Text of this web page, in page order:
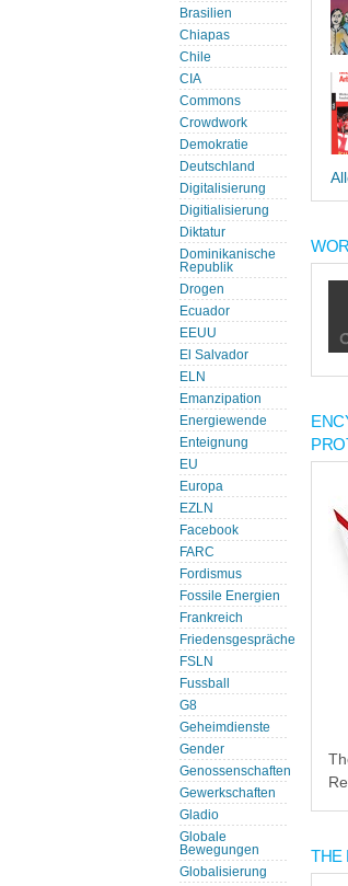
Brasilien
Chiapas
Chile
CIA
Commons
Crowdwork
Demokratie
Deutschland
Digitalisierung
Digitialisierung
Diktatur
Dominikanische
Republik
Drogen
Ecuador
EEUU
El Salvador
ELN
Emanzipation
Energiewende
Enteignung
EU
Europa
EZLN
Facebook
FARC
Fordismus
Fossile Energien
Frankreich
Friedensgespräche
FSLN
Fussball
G8
Geheimdienste
Gender
Genossenschaften
Gewerkschaften
Gladio
Globale
Bewegungen
Globalisierung
THE